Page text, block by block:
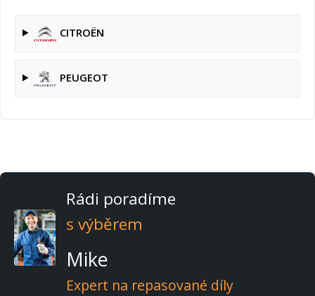
CITROËN
PEUGEOT
Rádi poradíme
s výběrem
Mike
Expert na repasované díly